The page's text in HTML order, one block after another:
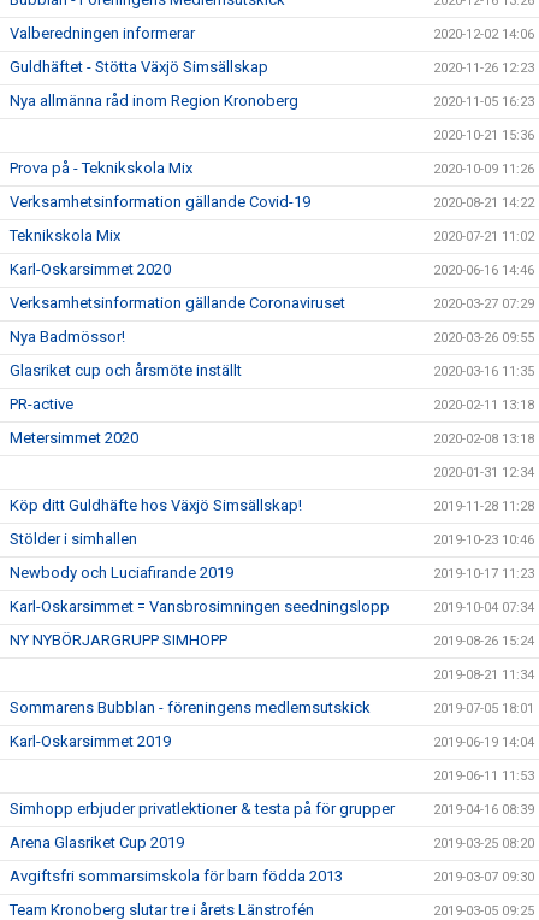
Valberedningen informerar 2020-12-02 14:06
Guldhäftet - Stötta Växjö Simsällskap 2020-11-26 12:23
Nya allmänna råd inom Region Kronoberg 2020-11-05 16:23
2020-10-21 15:36
Prova på - Teknikskola Mix 2020-10-09 11:26
Verksamhetsinformation gällande Covid-19 2020-08-21 14:22
Teknikskola Mix 2020-07-21 11:02
Karl-Oskarsimmet 2020 2020-06-16 14:46
Verksamhetsinformation gällande Coronaviruset 2020-03-27 07:29
Nya Badmössor! 2020-03-26 09:55
Glasriket cup och årsmöte inställt 2020-03-16 11:35
PR-active 2020-02-11 13:18
Metersimmet 2020 2020-02-08 13:18
2020-01-31 12:34
Köp ditt Guldhäfte hos Växjö Simsällskap! 2019-11-28 11:28
Stölder i simhallen 2019-10-23 10:46
Newbody och Luciafirande 2019 2019-10-17 11:23
Karl-Oskarsimmet = Vansbrosimningen seedningslopp 2019-10-04 07:34
NY NYBÖRJARGRUPP SIMHOPP 2019-08-26 15:24
2019-08-21 11:34
Sommarens Bubblan - föreningens medlemsutskick 2019-07-05 18:01
Karl-Oskarsimmet 2019 2019-06-19 14:04
2019-06-11 11:53
Simhopp erbjuder privatlektioner & testa på för grupper 2019-04-16 08:39
Arena Glasriket Cup 2019 2019-03-25 08:20
Avgiftsfri sommarsimskola för barn födda 2013 2019-03-07 09:30
Team Kronoberg slutar tre i årets Länstrofén 2019-03-05 09:25